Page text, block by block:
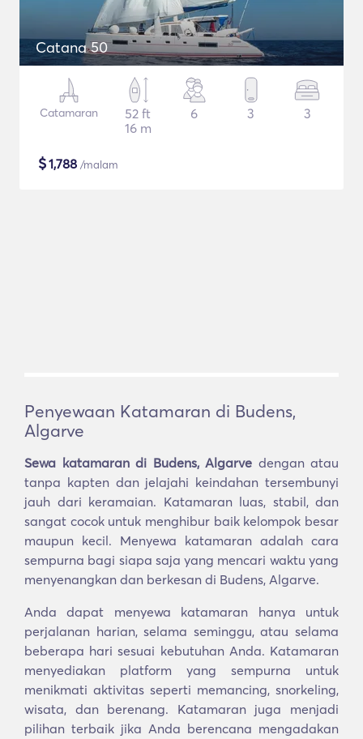
Catana 50
Catamaran
52 ft
16 m
6 3 3
$1,788 /malam
Penyewaan Katamaran di Budens,
Algarve
Sewa katamaran di Budens, Algarve dengan atau
tanpa kapten dan jelajahi keindahan tersembunyi
jauh dari keramaian. Katamaran luas, stabil, dan
sangat cocok untuk menghibur baik kelompok besar
maupun kecil. Menyewa katamaran adalah cara
sempurna bagi siapa saja yang mencari waktu yang
menyenangkan dan berkesan di Budens, Algarve.
Anda dapat menyewa katamaran hanya untuk
perjalanan harian, selama seminggu, atau selama
beberapa hari sesuai kebutuhan Anda. Katamaran
menyediakan platform yang sempurna untuk
menikmati aktivitas seperti memancing, snorkeling,
wisata, dan berenang. Katamaran juga menjadi
pilihan terbaik jika Anda berencana mengadakan